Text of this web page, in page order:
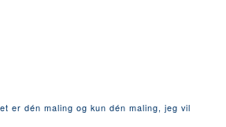
er dén maling og kun dén maling, jeg vil